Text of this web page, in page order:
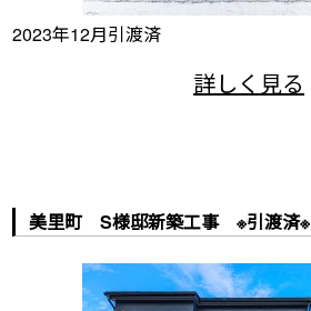
2023年12月引渡済
美里町 S様邸新築工事 ※引渡済※